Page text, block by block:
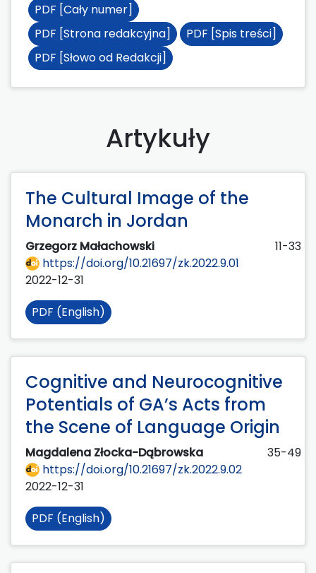
PDF [Cały numer]
PDF [Strona redakcyjna]
PDF [Spis treści]
PDF [Słowo od Redakcji]
Artykuły
The Cultural Image of the
Monarch in Jordan
Grzegorz Małachowski
11-33
https://doi.org/10.21697/zk.2022.9.01
2022-12-31
PDF (English)
Cognitive and Neurocognitive
Potentials of GA’s Acts from
the Scene of Language Origin
Magdalena Złocka-Dąbrowska
35-49
https://doi.org/10.21697/zk.2022.9.02
2022-12-31
PDF (English)